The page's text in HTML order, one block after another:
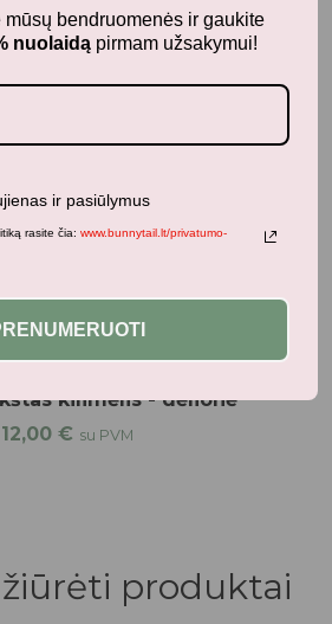
iki 12 mėn.
Veriamos medinės kaladėlės -
produktai
Dėlionės
kilimėlis - dėlionė
12,00 € su PVM
produktai
mūsų bendruomenės ir gaukite
nuolaidą pirmam užsakymui!
ir pasiūlymus
rasite čia: www.bunnytail.lt/privatumo-